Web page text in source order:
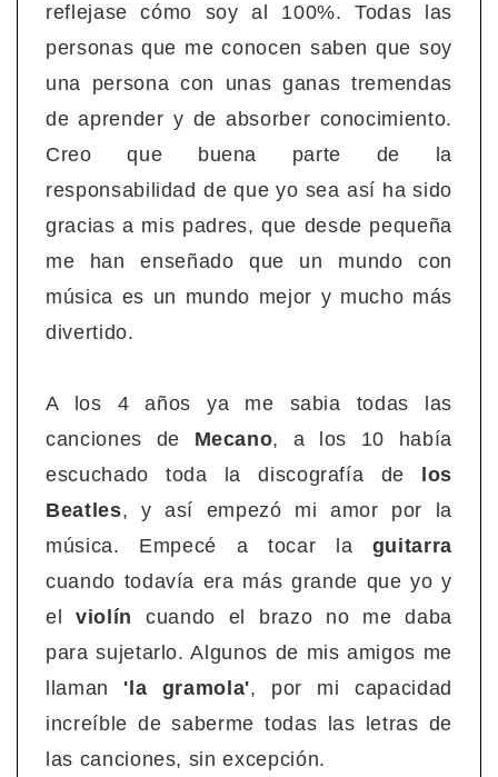
reflejase cómo soy al 100%. Todas las
personas que me conocen saben que soy
una persona con unas ganas tremendas
de aprender y de absorber conocimiento.
Creo que buena parte de la
responsabilidad de que yo sea así ha sido
gracias a mis padres, que desde pequeña
me han enseñado que un mundo con
música es un mundo mejor y mucho más
divertido.
A los 4 años ya me sabia todas las
canciones de Mecano, a los 10 había
escuchado toda la discografía de
los
Beatles, y así empezó mi amor por la
música. Empecé a tocar la guitarra
cuando todavía era más grande que yo y
elviolín
cuando el brazo no me daba
para sujetarlo. Algunos de mis amigos me
llaman 'la gramola', por mi capacidad
increíble de saberme todas las letras de
las canciones, sin excepción.